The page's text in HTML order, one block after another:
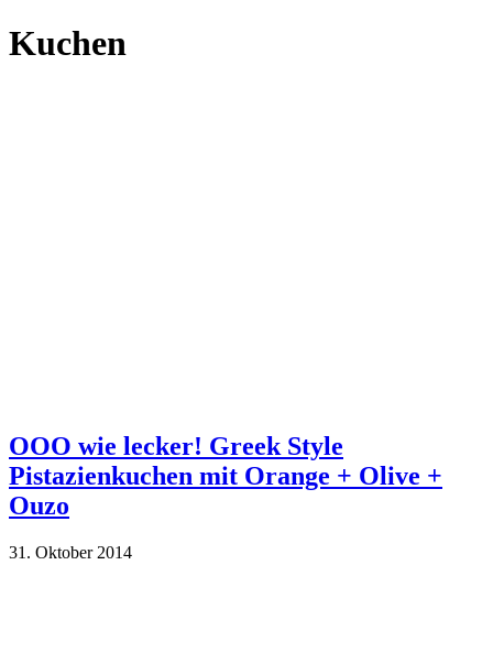
Kuchen
OOO wie lecker! Greek Style
Pistazienkuchen mit Orange + Olive +
Ouzo
31. Oktober 2014